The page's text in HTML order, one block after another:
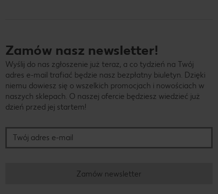
Zamów nasz newsletter!
Wyślij do nas zgłoszenie już teraz, a co tydzień na Twój
adres e-mail trafiać będzie nasz bezpłatny biuletyn. Dzięki
niemu dowiesz się o wszelkich promocjach i nowościach w
naszych sklepach. O naszej ofercie będziesz wiedzieć już
dzień przed jej startem!
Zamów newsletter